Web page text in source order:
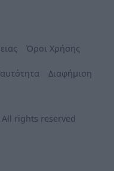
Όροι Χρήσης
Διαφήμιση
rights reserved